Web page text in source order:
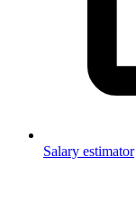
Salary estimator